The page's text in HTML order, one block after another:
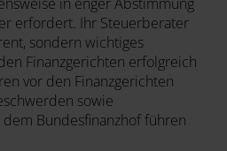
erfordert. Ihr Steuerberater
sondern wichtiges
Finanzgerichten erfolgreich
vor den Finanzgerichten
sowie
Bundesfinanzhof führen